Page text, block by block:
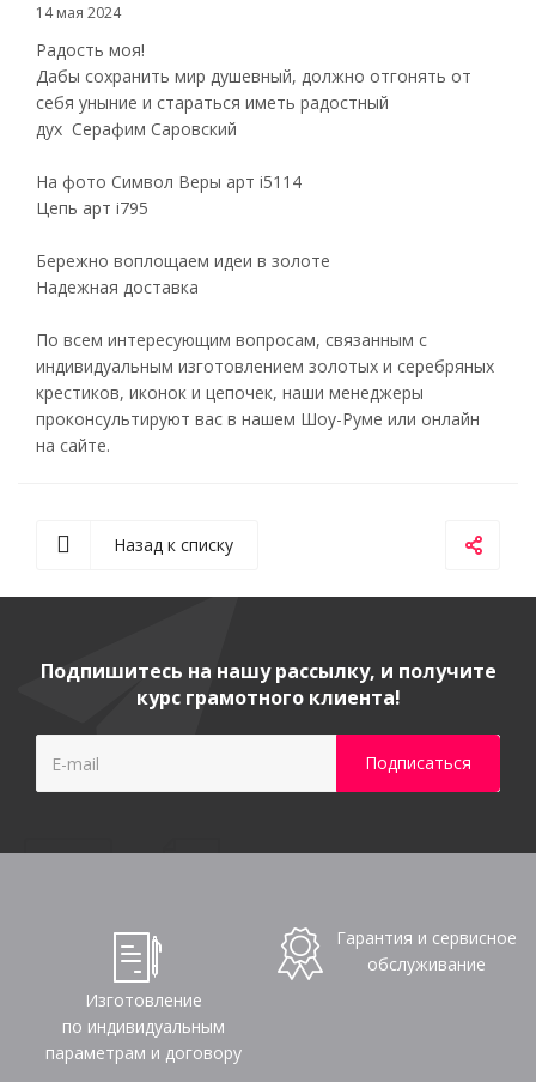
14 мая 2024
Радость моя!
Дабы сохранить мир душевный, должно отгонять от
себя уныние и стараться иметь радостный
дух Серафим Саровский
На фото Символ Веры арт i5114
Цепь арт i795
Бережно воплощаем идеи в золоте
Надежная доставка
По всем интересующим вопросам, связанным с
индивидуальным изготовлением золотых и серебряных
крестиков, иконок и цепочек, наши менеджеры
проконсультируют вас в нашем Шоу-Руме или онлайн
на сайте.
Назад к списку
Подпишитесь на нашу рассылку, и получите
курс грамотного клиента!
Изготовление
по индивидуальным
параметрам и договору
Гарантия и сервисное
обслуживание